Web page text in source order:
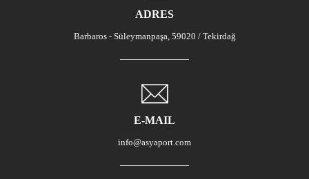
ADRES
Barbaros - Süleymanpaşa, 59020 / Tekirdağ
E-MAIL
info@asyaport.com